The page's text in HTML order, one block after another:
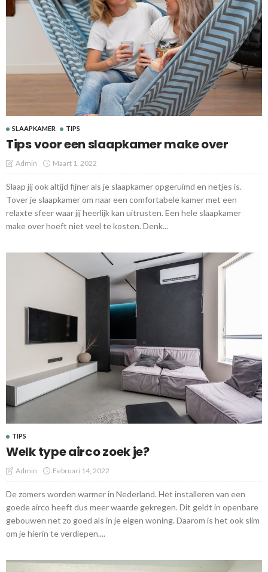
SLAAPKAMER TIPS
Tips voor een slaapkamer make over
Admin Maart 1, 2022
Slaap jij ook altijd fijner als je slaapkamer opgeruimd en netjes is.
Tover je slaapkamer om naar een comfortabele kamer met een
relaxte sfeer waar jij heerlijk kan uitrusten. Een hele slaapkamer
make over hoeft niet veel te kosten. Denk...
TIPS
Welk type airco zoek je?
Admin Februari 14, 2022
De zomers worden warmer in Nederland. Het installeren van een
goede airco heeft dus meer waarde gekregen. Dit geldt in openbare
gebouwen net zo goed als in je eigen woning. Daarom is het ook slim
om je hierin te verdiepen....